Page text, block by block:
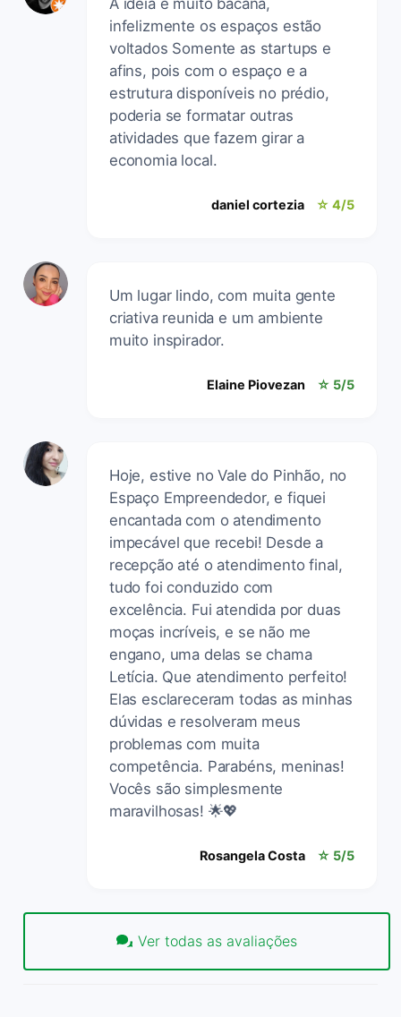
infelizmente os espaços estão
voltados Somente as startups e
afins, pois com o espaço e a
estrutura disponíveis no prédio,
poderia se formatar outras
atividades que fazem girar a
economia local.
daniel cortezia ☆ 4/5
Um lugar lindo, com muita gente
criativa reunida e um ambiente
muito inspirador.
Elaine Piovezan ☆ 5/5
Hoje, estive no Vale do Pinhão, no
Espaço Empreendedor, e fiquei
encantada com o atendimento
impecável que recebi! Desde a
recepção até o atendimento final,
tudo foi conduzido com
excelência. Fui atendida por duas
moças incríveis, e se não me
engano, uma delas se chama
Letícia. Que atendimento perfeito!
Elas esclareceram todas as minhas
dúvidas e resolveram meus
problemas com muita
competência. Parabéns, meninas!
Vocês são simplesmente
maravilhosas! 🌟💖
Rosangela Costa ☆ 5/5
Ver todas as avaliações